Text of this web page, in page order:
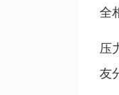
全
压
友